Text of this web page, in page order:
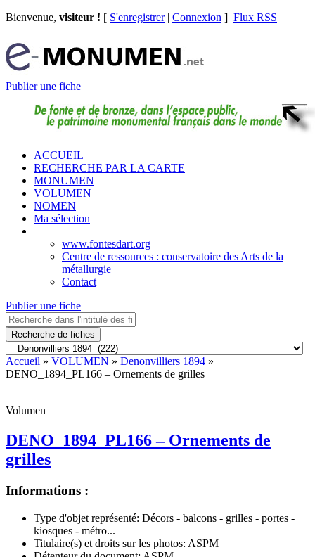
Bienvenue, visiteur ! [ S'enregistrer| Connexion ] Flux RSS
Publier une fiche
ACCUEIL
RECHERCHE PAR LA CARTE
MONUMEN
VOLUMEN
NOMEN
Ma sélection
+
www.fontesdart.org
Centre de ressources : conservatoire des Arts de la
métallurgie
Contact
Publier une fiche
Recherche de fiches
Accueil » VOLUMEN » Denonvilliers 1894 »
DENO_1894_PL166 – Ornements de grilles
Volumen
DENO_1894_PL166 – Ornements de
grilles
Informations :
Type d'objet représenté: Décors - balcons - grilles - portes -
kiosques - métro...
Titulaire(s) et droits sur les photos: ASPM